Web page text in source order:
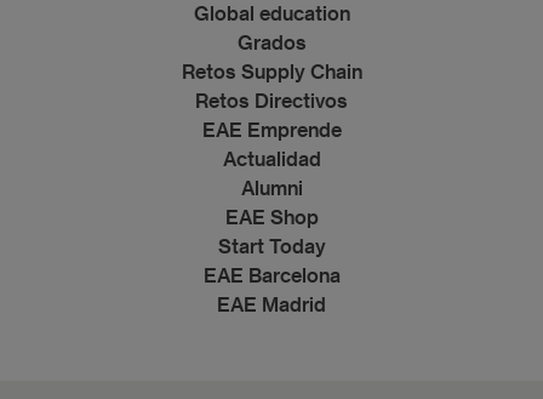
Global education
Grados
Retos Supply Chain
Retos Directivos
EAE Emprende
Actualidad
Alumni
EAE Shop
Start Today
EAE Barcelona
EAE Madrid